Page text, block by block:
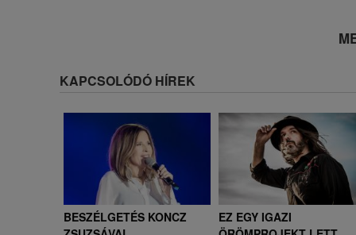
KAPCSOLÓDÓ HÍREK
BESZÉLGETÉS KONCZ
EZ EGY IGAZI